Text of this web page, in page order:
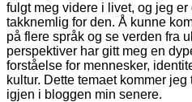
fulgt meg videre i livet, og jeg er
takknemlig for den. Å kunne
på flere språk og se verden fra
perspektiver har gitt meg en
forståelse for mennesker,
kultur. Dette temaet kommer jeg
igjen i bloggen min senere.